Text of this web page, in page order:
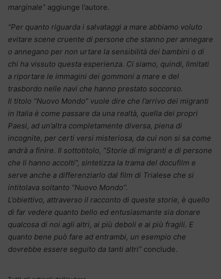
marginale” aggiunge l’autore.
“Per quanto riguarda i salvataggi a mare abbiamo voluto
evitare scene cruente di persone che stanno per annegare
o annegano per non urtare la sensibilità dei bambini o di
chi ha vissuto questa esperienza. Ci siamo, quindi, limitati
a riportare le immagini dei gommoni a mare e del
trasbordo nelle navi che hanno prestato soccorso.
Il titolo “Nuovo Mondo” vuole dire che l’arrivo dei migranti
in Italia è come passare da una realtà, quella dei propri
Paesi, ad un’altra completamente diversa, piena di
incognite, per certi versi misteriosa, da cui non si sa come
andrà a finire. Il sottotitolo, “Storie di migranti e di persone
che li hanno accolti”, sintetizza la trama del docufilm e
serve anche a differenziarlo dal film di Trialese che si
intitolava soltanto “Nuovo Mondo”.
L’obiettivo, attraverso il racconto di queste storie, è quello
di far vedere quanto bello ed entusiasmante sia donare
qualcosa di noi agli altri, ai più deboli e ai più fragili. E
quanto bene può fare ad entrambi, un esempio che
dovrebbe essere seguito da tanti altri” conclude.